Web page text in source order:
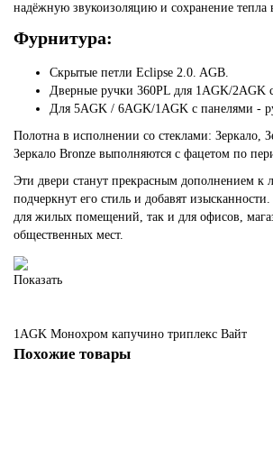
надёжную звукоизоляцию и сохранение
Фурнитура:
Скрытые петли Eclipse 2.0. AGB.
Дверные ручки 360PL для 1AGK/2AGK
Для 5AGK / 6AGK/1AGK с панелями -
Полотна в исполнении со стеклами: Зеркало,
Зеркало Bronze выполняются с фацетом по
Эти двери станут прекрасным дополнением к
подчеркнут его стиль и добавят
для жилых помещений, так и для офисов,
общественных мест.
Показать
1AGK Монохром капучино триплекс Вайт
Похожие товары